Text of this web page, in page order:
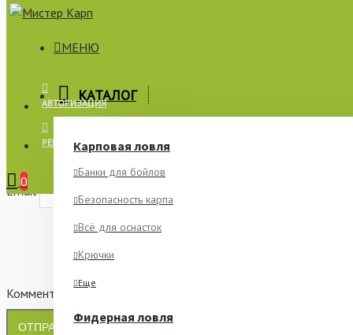
СООБЩИТЬ О НАЛИЧИИ
Имя
Email
Комментарий
ОТПРАВИТЬ
МЕНЮ
КАТАЛОГ
Карповая ловля
Банки для бойлов
Безопасность карпа
Всё для оснасток
Крючки
Еще
Фидерная ловля
АВТОРИЗАЦИЯ
РЕГИСТРАЦИЯ
0